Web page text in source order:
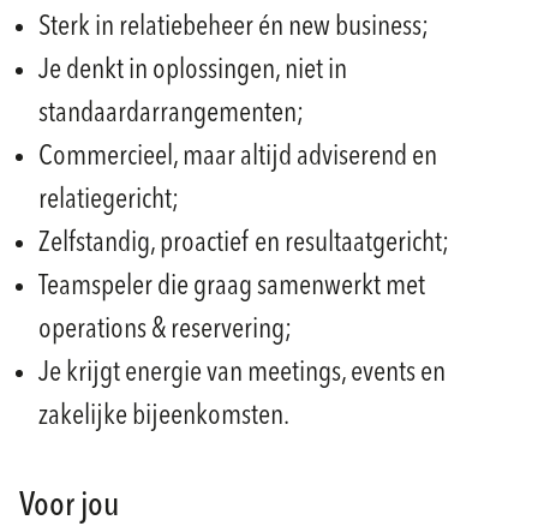
Sterk in relatiebeheer én new business;
Je denkt in oplossingen, niet in
standaardarrangementen;
Commercieel, maar altijd adviserend en
relatiegericht;
Zelfstandig, proactief en resultaatgericht;
Teamspeler die graag samenwerkt met
operations & reservering;
Je krijgt energie van meetings, events en
zakelijke bijeenkomsten.
Voor jou